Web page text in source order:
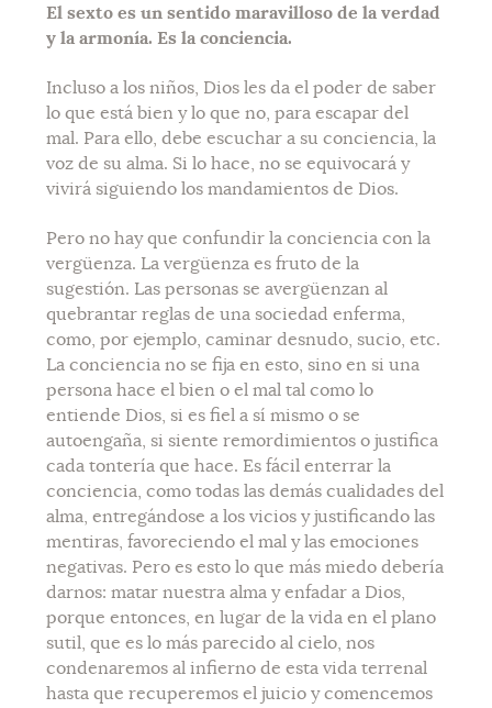
El sexto es un sentido maravilloso de la verdad
y la armonía. Es la conciencia.
Incluso a los niños, Dios les da el poder de saber
lo que está bien y lo que no, para escapar del
mal. Para ello, debe escuchar a su conciencia, la
voz de su alma. Si lo hace, no se equivocará y
vivirá siguiendo los mandamientos de Dios.
Pero no hay que confundir la conciencia con la
vergüenza. La vergüenza es fruto de la
sugestión. Las personas se avergüenzan al
quebrantar reglas de una sociedad enferma,
como, por ejemplo, caminar desnudo, sucio, etc.
La conciencia no se fija en esto, sino en si una
persona hace el bien o el mal tal como lo
entiende Dios, si es fiel a sí mismo o se
autoengaña, si siente remordimientos o justifica
cada tontería que hace. Es fácil enterrar la
conciencia, como todas las demás cualidades del
alma, entregándose a los vicios y justificando las
mentiras, favoreciendo el mal y las emociones
negativas. Pero es esto lo que más miedo debería
darnos: matar nuestra alma y enfadar a Dios,
porque entonces, en lugar de la vida en el plano
sutil, que es lo más parecido al cielo, nos
condenaremos al infierno de esta vida terrenal
hasta que recuperemos el juicio y comencemos